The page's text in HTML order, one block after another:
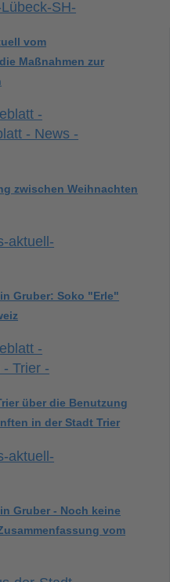
vom
Maßnahmen zur
zwischen Weihnachten
Gruber: Soko "Erle"
über die Benutzung
in der Stadt Trier
Gruber - Noch keine
vom